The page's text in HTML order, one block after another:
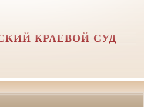
КРАЕВОЙ СУД